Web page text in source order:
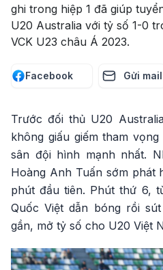
ghi trong hiệp 1 đã giúp
U20 Australia với tỷ số 1-0
VCK U23 châu Á 2023.
Facebook Gửi mail
Trước đối thủ U20
không giấu giếm tham
sân đội hình mạnh nhất.
Hoàng Anh Tuấn sớm phát
phút đầu tiên. Phút thứ 6,
Quốc Việt dẫn bóng rồi
gần, mở tỷ số cho U20 Việt